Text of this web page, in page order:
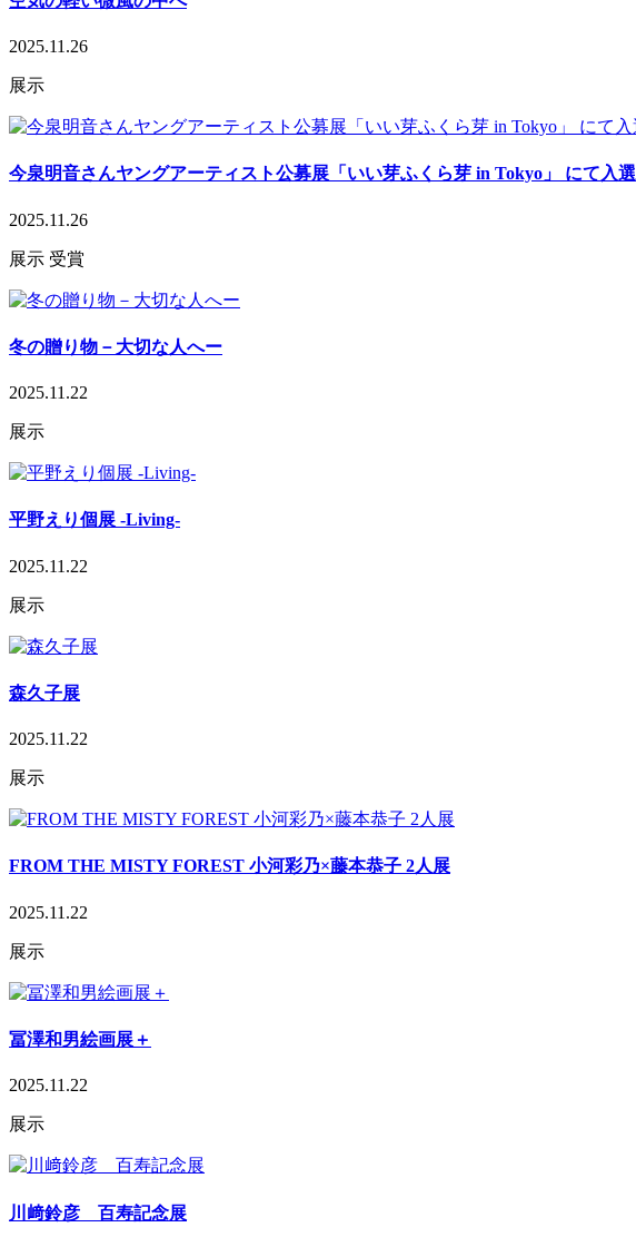
2025.11.26
展示
今泉明音さんヤングアーティスト公募展「いい芽ふくら芽 in Tokyo」 にて入選
2025.11.26
展示 受賞
冬の贈り物－大切な人へー
2025.11.22
展示
平野えり個展 ‐Living-
2025.11.22
展示
森久子展
2025.11.22
展示
FROM THE MISTY FOREST 小河彩乃×藤本恭子 2人展
2025.11.22
展示
冨澤和男絵画展＋
2025.11.22
展示
川﨑鈴彦 百寿記念展